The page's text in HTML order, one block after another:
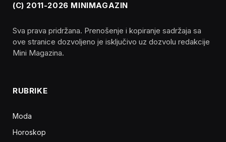
(C) 2011-2026 MINIMAGAZIN
Sva prava pridržana. Prenošenje i kopiranje sadržaja sa
ove stranice dozvoljeno je isključivo uz dozvolu redakcije
Mini Magazina.
RUBRIKE
Moda
Horoskop